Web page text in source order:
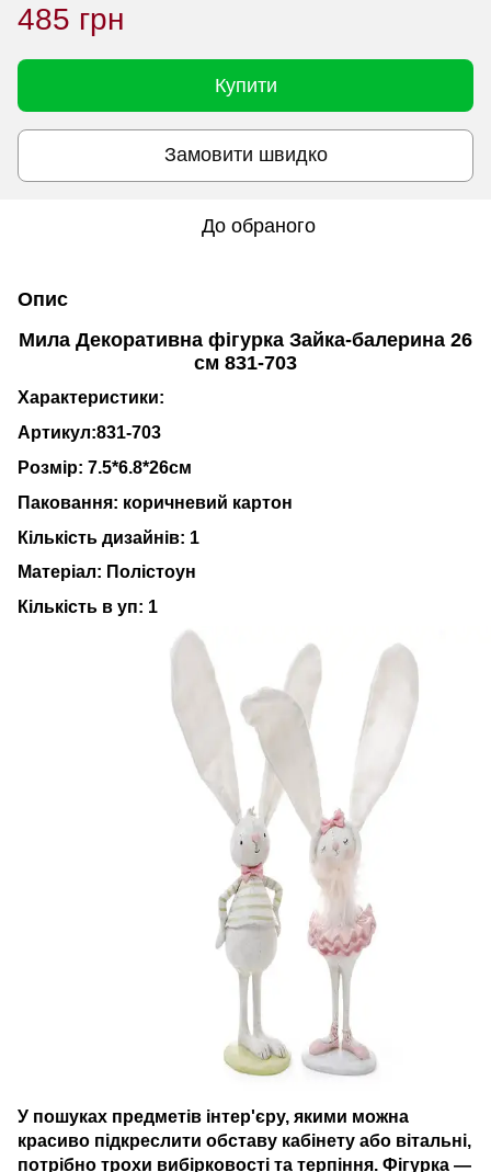
485 грн
Купити
Замовити швидко
До обраного
Опис
Мила Декоративна фігурка Зайка-балерина 26
см 831-703
Характеристики:
Артикул:831-703
Розмір: 7.5*6.8*26см
Паковання: коричневий картон
Кількість дизайнів: 1
Матеріал: Полістоун
Кількість в уп: 1
У пошуках предметів інтер'єру, якими можна
красиво підкреслити обставу кабінету або вітальні,
потрібно трохи вибірковості та терпіння. Фігурка —